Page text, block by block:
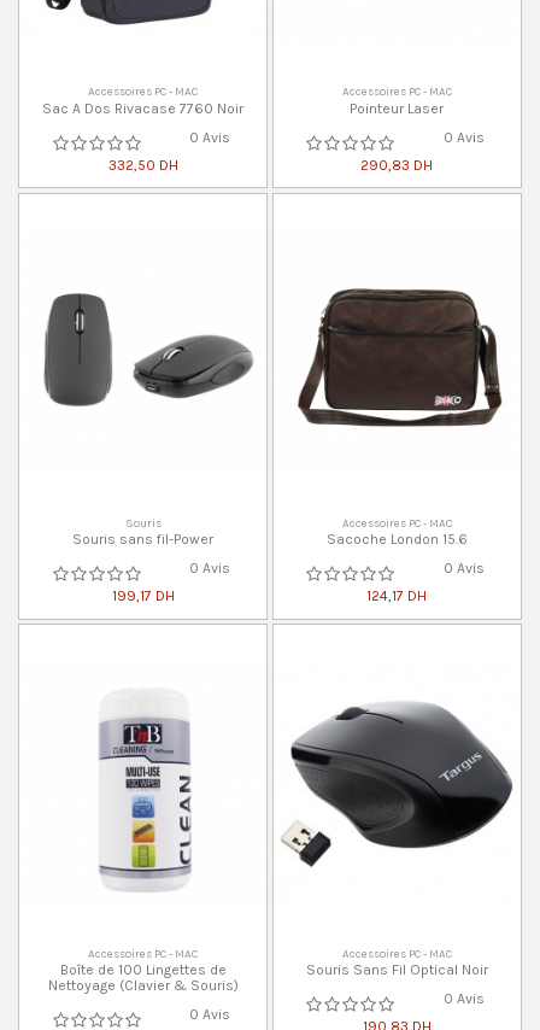
Accessoires PC - MAC
Sac A Dos Rivacase 7760 Noir
0 Avis
332,50 DH
Accessoires PC - MAC
Pointeur Laser
0 Avis
290,83 DH
Souris
Souris sans fil-Power
0 Avis
199,17 DH
Accessoires PC - MAC
Sacoche London 15.6
0 Avis
124,17 DH
Accessoires PC - MAC
Boîte de 100 Lingettes de
Nettoyage (Clavier & Souris)
0 Avis
Accessoires PC - MAC
Souris Sans Fil Optical Noir
0 Avis
190,83 DH